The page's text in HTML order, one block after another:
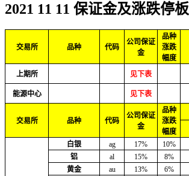
2021 11 11 保证金及涨跌停板
交易所 品种 代码
公司保证
金
品种
涨跌
幅度
上期所 见下表
能源中心 见下表
交易所 品种 代码
公司保证
金
品种
涨跌
幅度
白银
ag 17% 10%
铝
al 15% 8%
黄金
au 13% 6%